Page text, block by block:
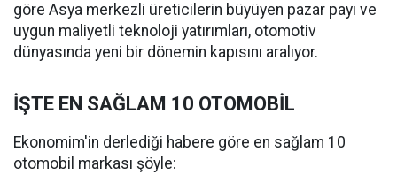
göre Asya merkezli üreticilerin büyüyen pazar payı ve
uygun maliyetli teknoloji yatırımları, otomotiv
dünyasında yeni bir dönemin kapısını aralıyor.
İŞTE EN SAĞLAM 10 OTOMOBİL
Ekonomim'in derlediği habere göre en sağlam 10
otomobil markası şöyle: